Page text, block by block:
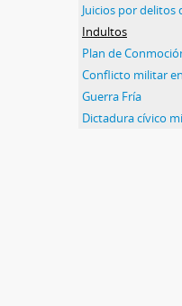
Juicios por delitos
Indultos
Plan de
Guerra Fría
Dictadura cívico